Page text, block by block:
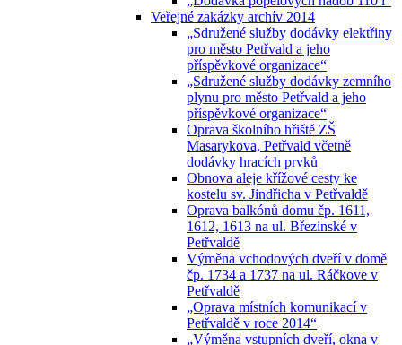
Veřejné zakázky archív 2014
„Sdružené služby dodávky elektřiny
pro město Petřvald a jeho
příspěvkové organizace“
„Sdružené služby dodávky zemního
plynu pro město Petřvald a jeho
příspěvkové organizace“
Oprava školního hřiště ZŠ
Masarykova, Petřvald včetně
dodávky hracích prvků
Obnova aleje křížové cesty ke
kostelu sv. Jindřicha v Petřvaldě
Oprava balkónů domu čp. 1611,
1612, 1613 na ul. Březinské v
Petřvaldě
Výměna vchodových dveří v domě
čp. 1734 a 1737 na ul. Ráčkove v
Petřvaldě
„Oprava místních komunikací v
Petřvaldě v roce 2014“
„Výměna vstupních dveří, okna v